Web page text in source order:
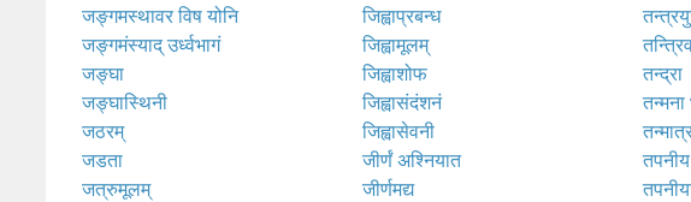
जङ्गमस्थावर विष योनि
जङ्गमंस्याद् उर्ध्वभागं
जङ्घा
जङ्घास्थिनी
जठरम्
जडता
जत्रुमूलम्
जिह्वाप्रबन्ध
जिह्वामूलम्
जिह्वाशोफ
जिह्वासंदंशनं
जिह्वासेवनी
जीर्णं अश्नियात
जीर्णमद्य
तन्द्रा
तपनीय